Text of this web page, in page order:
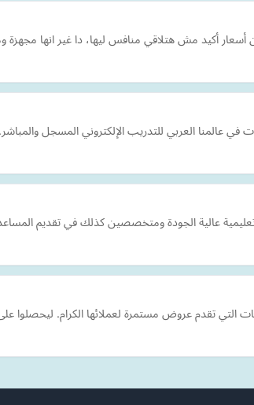
أسعار أكيد مش هتلاقي منافس ليها، دا غير انها
عالية الجودة ومتخصصين كذلك في تقديم المساعدة
التي تقدم عروض مستمرة لعملائها الكرام.